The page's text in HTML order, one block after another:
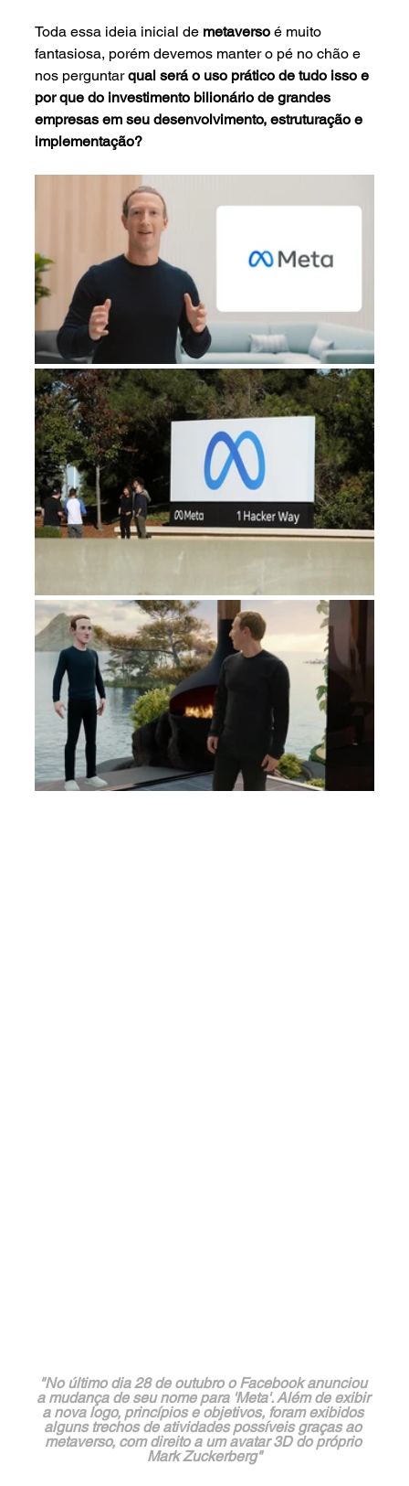
Toda essa ideia inicial de metaverso é muito
fantasiosa, porém devemos manter o pé no chão e
nos perguntar qual será o uso prático de tudo isso e
por que do investimento bilionário de grandes
empresas em seu desenvolvimento, estruturação e
implementação?
"No último dia 28 de outubro o Facebook anunciou
a mudança de seu nome para 'Meta'. Além de exibir
a nova logo, princípios e objetivos, foram exibidos
alguns trechos de atividades possíveis graças ao
metaverso, com direito a um avatar 3D do próprio
Mark Zuckerberg"